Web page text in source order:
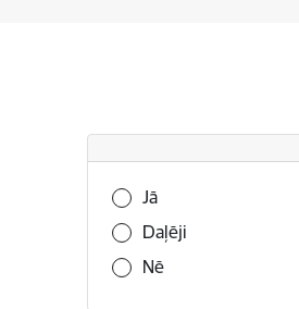
Vai šī informācija bija
Jā
Daļēji
Nē